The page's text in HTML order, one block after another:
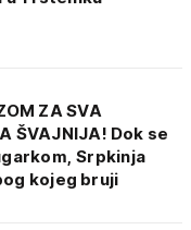
ZA SVA
ŠVAJNIJA! Dok se
Srpkinja
kojeg bruji